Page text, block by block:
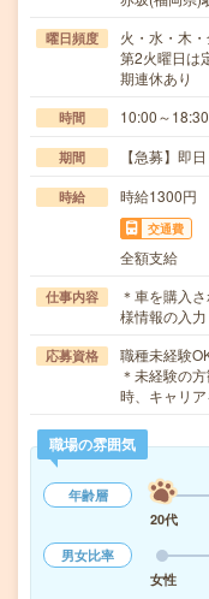
曜日頻度
火・水・木
第2火曜日は
期連休あり
時間 10:00～
期間 【急募】即
時給 時給1300円
交通費
全額支給
仕事内容
＊車を購入
様情報の入
応募資格
職種未経験
＊未経験の
時、キャリ
職場の雰囲気
年齢層
20代
男女比率
女性